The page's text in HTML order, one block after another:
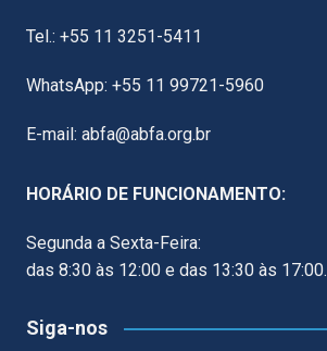
Tel.: +55 11 3251-5411
WhatsApp: +55 11 99721-5960
E-mail: abfa@abfa.org.br
HORÁRIO DE FUNCIONAMENTO:
Segunda a Sexta-Feira:
das 8:30 às 12:00 e das 13:30 às 17:00.
Siga-nos